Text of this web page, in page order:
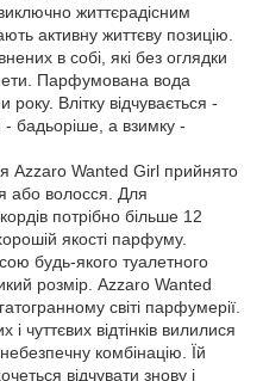
життєрадісним
активну життєву позицію.
в собі, які без оглядки
Парфумована вода
Влітку відчувається -
- бадьоріше, а взимку -
Azzaro Wanted Girl прийнято
або волосся. Для
потрібно більше 12
якості парфуму.
будь-якого туалетного
розмір. Azzaro Wanted
світі парфумерії.
і чуттєвих відтінків вилилися
комбінацію. Їй
відчувати знову і